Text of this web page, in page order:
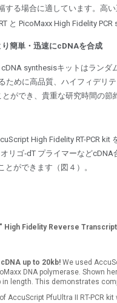
る場合に適しています。高い
と PicoMaxx High Fidelity PCR
簡単・迅速にcDNAを合成
synthesisキットはランダ
ために高品質、ハイフィデ
ができ、貴重な研究時間の節
High Fidelity RT-PCR kit
リゴ‐dT プライマーなど
とができます（図４）。
High Fidelity Reverse
up to 20kb! We used
DNA polymerase. Shown
in length. This demonstrates
AccuScript PfuUltra II RT-PCR